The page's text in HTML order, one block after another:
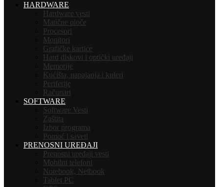
HARDWARE
Hardware vesti
Matične ploče
Procesori
Monitori
Grafičke kartice
Hard diskovi i optički uređaji
Memorije
Kućišta, napajanja i kuleri
Periferije
Računari
SOFTWARE
Software Vesti
Zaštita
Izbor programa
Pomoć i saveti
PRENOSNI UREĐAJI
Prenosni uređaji vesti
Mobilni telefoni
Notebook, Netbook
Tablet PC